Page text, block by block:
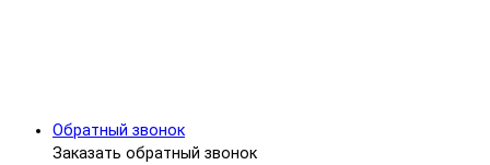
Обратный звонок
Заказать обратный звонок